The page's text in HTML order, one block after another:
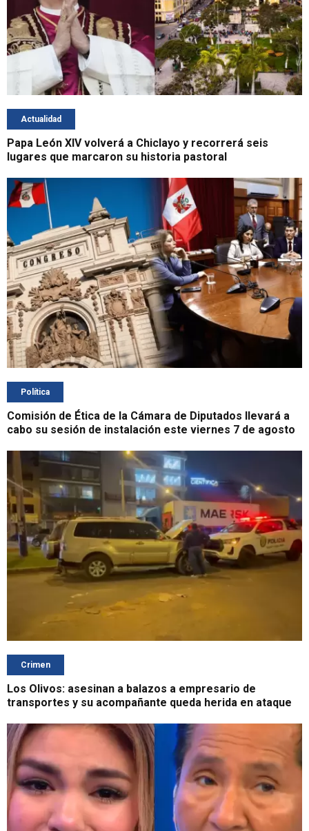
Actualidad
Papa León XIV volverá a Chiclayo y recorrerá seis
lugares que marcaron su historia pastoral
Política
Comisión de Ética de la Cámara de Diputados llevará a
cabo su sesión de instalación este viernes 7 de agosto
Crimen
Los Olivos: asesinan a balazos a empresario de
transportes y su acompañante queda herida en ataque